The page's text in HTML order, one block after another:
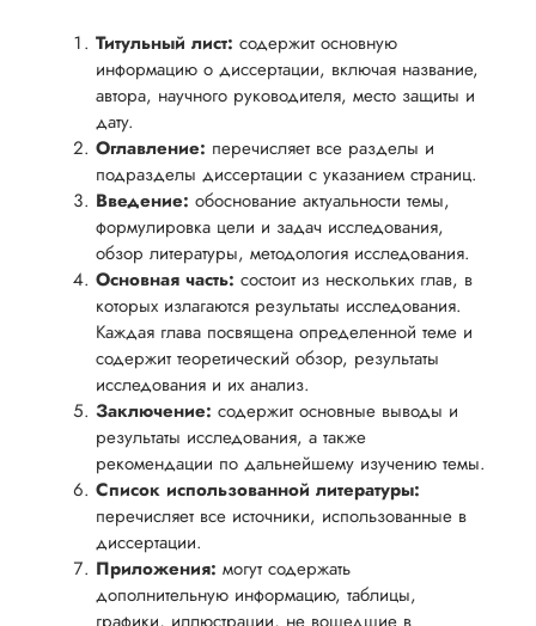
Титульный лист: содержит основную
информацию о диссертации, включая название,
автора, научного руководителя, место защиты и
дату.
Оглавление: перечисляет все разделы и
подразделы диссертации с указанием страниц.
Введение: обоснование актуальности темы,
формулировка цели и задач исследования,
обзор литературы, методология исследования.
Основная часть: состоит из нескольких глав, в
которых излагаются результаты исследования.
Каждая глава посвящена определенной теме и
содержит теоретический обзор, результаты
исследования и их анализ.
Заключение: содержит основные выводы и
результаты исследования, а также
рекомендации по дальнейшему изучению темы.
Список использованной литературы:
перечисляет все источники, использованные в
диссертации.
Приложения: могут содержать
дополнительную информацию, таблицы,